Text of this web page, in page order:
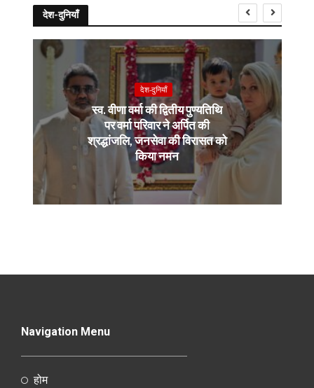
देश-दुनियाँ
देश-दुनियाँ
स्व. वीणा वर्मा की द्वितीय पुण्यतिथि
पर वर्मा परिवार ने अर्पित की
श्रद्धांजलि, जनसेवा की विरासत को
किया नमन
Navigation Menu
होम